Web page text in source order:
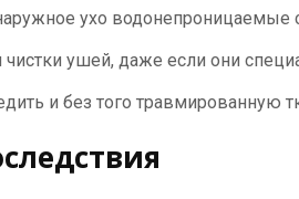
ухо
ушей, даже если они
и без того травмированную